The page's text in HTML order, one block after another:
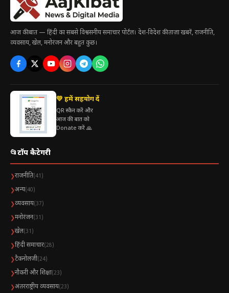
ऊर्जा
निवेश
जैसे कई क्षेत्रों में साझेदारी तेजी से बढ़ी है।
प्रधानमंत्री मोदी और जॉर्जिया मेलोनी की केमिस्ट्री भी अंतरराष्ट्रीय मंचों पर अक्सर
चर्चा का विषय बनती रही है।
🌐 सोशल मीडिया पर छाया #Melodi
वीडियो वायरल होने के बाद ट्विटर (X), इंस्टाग्राम और फेसबुक पर #Melodi
ट्रेंड करने लगा।
यूजर्स ने दोनों नेताओं की दोस्ताना बॉन्डिंग की जमकर तारीफ की। कुछ लोगों
ने इसे “Soft Diplomacy” का शानदार उदाहरण बताया।
सोशल मीडिया पर कई मीम्स और रील्स भी तेजी से वायरल हो रही हैं।
🇮🇳 PM मोदी का अलग अंदाज लोगों को आया पसंद
प्रधानमंत्री मोदी पहले भी कई बार विदेशी नेताओं के साथ अपने खास अंदाज
आज की बात — हिंदी का सबसे विश्वसनीय समाचार पोर्टल। देश-विदेश की ताज़ा खबरें, राजनीति,
व्यवसाय, खेल, मनोरंजन और बहुत कुछ।
💛 हमें सहयोग दें
QR स्कैन करें और
आज की बात को
Donate करें 🙏
📂टॉप कैटेगरी
❯राजनीति(41)
❯अन्य(40)
❯व्यवसाय(37)
❯मनोरंजन(31)
❯खेल(31)
❯हिंदी समाचार(28)
❯टैकनोलजी(24)
❯नौकरी और शिक्षा(23)
❯अंतरराष्ट्रीय व्यवसाय(23)